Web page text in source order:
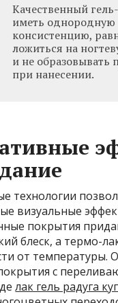
Качественный
иметь однородную
консистенцию,
ложиться на
и не образовывать
при нанесении.
технологии
визуальные
покрытия
блеск, а термо-
от температуры.
с
лак гель радуга